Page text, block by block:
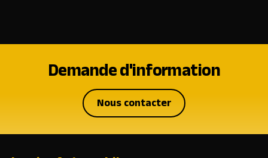
Demande d'information
Nous contacter